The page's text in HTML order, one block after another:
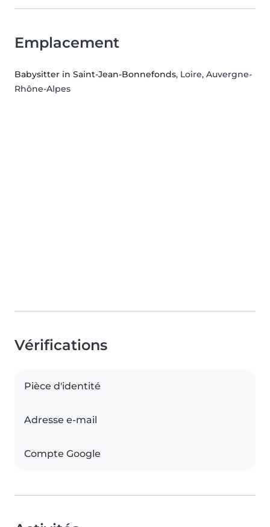
Emplacement
Babysitter in Saint-Jean-Bonnefonds, Loire, Auvergne-
Rhône-Alpes
Vérifications
Pièce d'identité
Adresse e-mail
Compte Google